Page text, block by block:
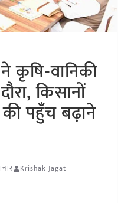
कृषि-वानिकी
किसानों
पहुँच बढ़ाने
Krishak Jagat